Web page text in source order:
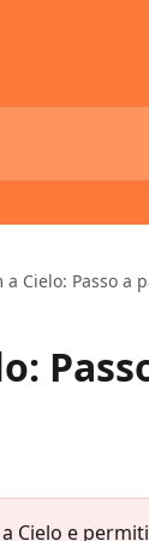
Cielo: Passo a
Cielo e